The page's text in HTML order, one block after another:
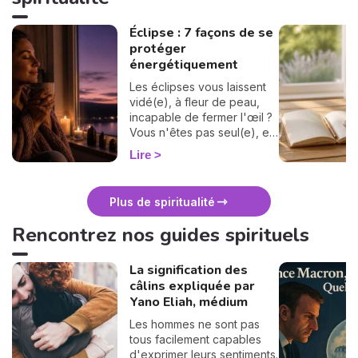
Éclipse : 7 façons de se
protéger
énergétiquement
Les éclipses vous laissent
vidé(e), à fleur de peau,
incapable de fermer l'œil ?
Vous n'êtes pas seul(e), et
surtout : ça se traverse en
douceur. Voici 7 gestes
énergétiquement et
intérieur. 🛡️🌒
Lire
Plus de spiritualité
Rencontrez nos guides spirituels
La signification des
câlins expliquée par
Yano Eliah, médium
Les hommes ne sont pas
tous facilement capables
d'exprimer leurs sentiments.